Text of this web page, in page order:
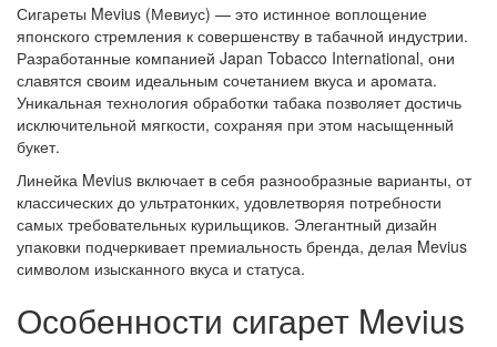
Сигареты Mevius (Мевиус) — это истинное воплощение
японского стремления к совершенству в табачной индустрии.
Разработанные компанией Japan Tobacco International, они
славятся своим идеальным сочетанием вкуса и аромата.
Уникальная технология обработки табака позволяет достичь
исключительной мягкости, сохраняя при этом насыщенный
букет.
Линейка Mevius включает в себя разнообразные варианты, от
классических до ультратонких, удовлетворяя потребности
самых требовательных курильщиков. Элегантный дизайн
упаковки подчеркивает премиальность бренда, делая Mevius
символом изысканного вкуса и статуса.
Особенности сигарет Mevius